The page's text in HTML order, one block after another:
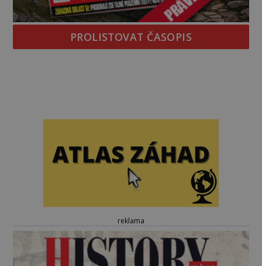
PROLISTOVAT ČASOPIS
reklama